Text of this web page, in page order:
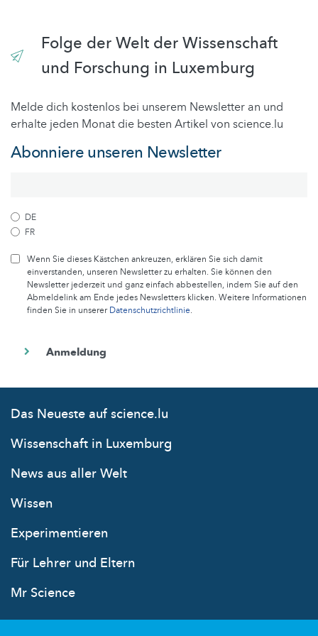
Folge der Welt der Wissenschaft
und Forschung in Luxemburg
Melde dich kostenlos bei unserem Newsletter an und
erhalte jeden Monat die besten Artikel von science.lu
Abonniere unseren Newsletter
DE
FR
Wenn Sie dieses Kästchen ankreuzen, erklären Sie sich damit
einverstanden, unseren Newsletter zu erhalten. Sie können den
Newsletter jederzeit und ganz einfach abbestellen, indem Sie auf den
Abmeldelink am Ende jedes Newsletters klicken. Weitere Informationen
finden Sie in unsererDatenschutzrichtlinie.
Das Neueste auf science.lu
Wissenschaft in Luxemburg
News aus aller Welt
Wissen
Experimentieren
Für Lehrer und Eltern
Mr Science